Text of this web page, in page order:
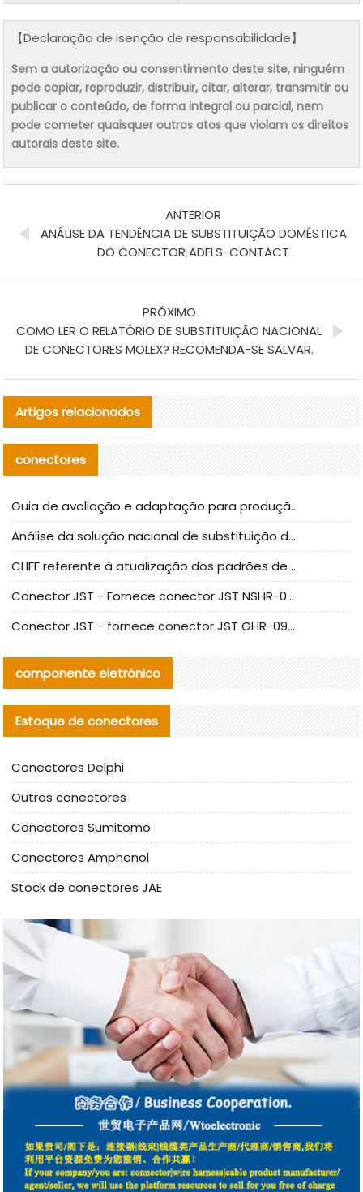
【Declaração de isenção de responsabilidade】
Sem a autorização ou consentimento deste site, ninguém
pode copiar, reproduzir, distribuir, citar, alterar, transmitir ou
publicar o conteúdo, de forma integral ou parcial, nem
pode cometer quaisquer outros atos que violam os direitos
autorais deste site.
ANTERIOR
ANÁLISE DA TENDÊNCIA DE SUBSTITUIÇÃO DOMÉSTICA
DO CONECTOR ADELS-CONTACT
PRÓXIMO
COMO LER O RELATÓRIO DE SUBSTITUIÇÃO NACIONAL
DE CONECTORES MOLEX? RECOMENDA-SE SALVAR.
Artigos relacionados
conectores
Guia de avaliação e adaptação para produção em massa de componentes de cabos nacionais CNC Tech
Análise da solução nacional de substituição da linha de alta frequência I-PEX
CLIFF referente à atualização dos padrões de teste de conectores nacionais
Conector JST - Fornece conector JST NSHR-02V-S original | substituto
Conector JST - fornece conector JST GHR-09V-S autêntico | substituto
componente eletrónico
Estoque de conectores
Conectores Delphi
Outros conectores
Conectores Sumitomo
Conectores Amphenol
Stock de conectores JAE